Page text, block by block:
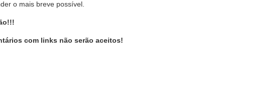
o mais breve possível.
com links não serão aceitos!